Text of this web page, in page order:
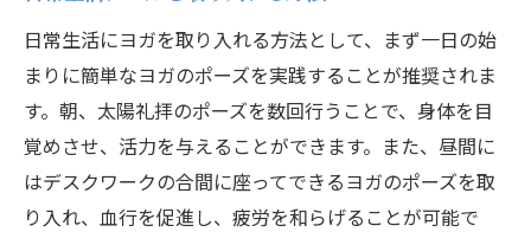
日常生活にヨガを取り入れる方法として、まず一日の始
まりに簡単なヨガのポーズを実践することが推奨されま
す。朝、太陽礼拝のポーズを数回行うことで、身体を目
覚めさせ、活力を与えることができます。また、昼間に
はデスクワークの合間に座ってできるヨガのポーズを取
り入れ、血行を促進し、疲労を和らげることが可能で